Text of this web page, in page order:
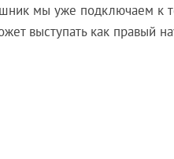
мы уже подключаем к
выступать как правый